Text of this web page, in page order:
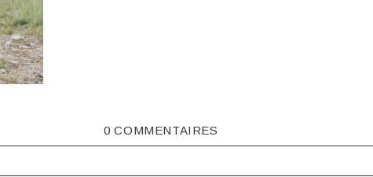
0 COMMENTAIRES